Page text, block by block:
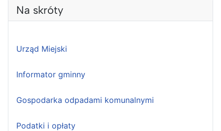
Na skróty
Urząd Miejski
Informator gminny
Gospodarka odpadami komunalnymi
Podatki i opłaty